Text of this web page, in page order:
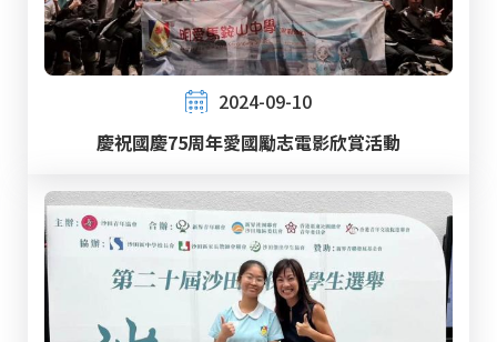
2024-09-10
慶祝國慶75周年愛國勵志電影欣賞活動